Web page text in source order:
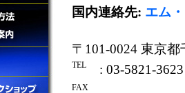
国内連絡先: エム
〒101-0024 東京
TEL : 03-5821-3623
FAX